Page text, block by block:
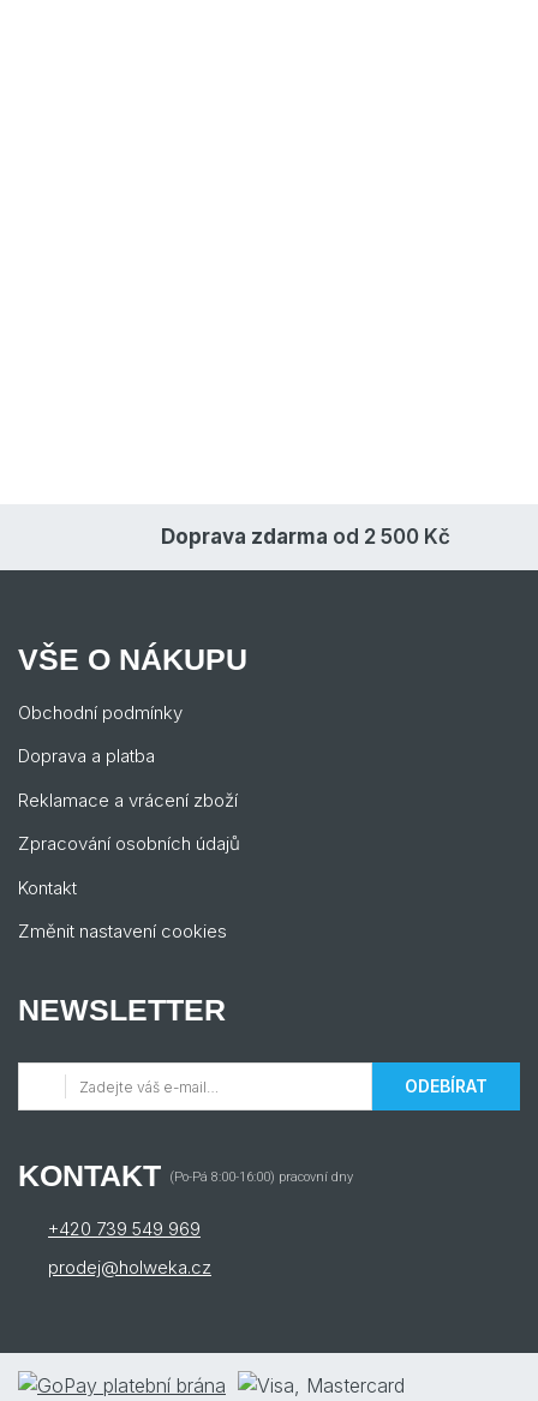
Doprava zdarma od 2 500 Kč
VŠE O NÁKUPU
Obchodní podmínky
Doprava a platba
Reklamace a vrácení zboží
Zpracování osobních údajů
Kontakt
Změnit nastavení cookies
NEWSLETTER
ODEBÍRAT
KONTAKT (Po-Pá 8:00-16:00) pracovní dny
+420 739 549 969
prodej@holweka.cz